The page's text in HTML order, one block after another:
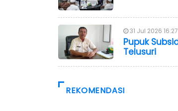
31 Jul 2026
Pupuk
Telusuri
REKOMENDASI